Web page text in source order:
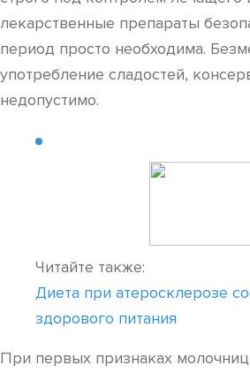
лекарственные препараты
период просто необходима.
употребление сладостей,
недопустимо.
Читайте также:
Диета при атеросклерозе
здорового питания
При первых признаках